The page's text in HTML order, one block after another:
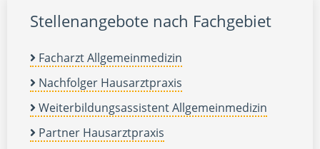
Stellenangebote nach Fachgebiet
Facharzt Allgemeinmedizin
Nachfolger Hausarztpraxis
Weiterbildungsassistent Allgemeinmedizin
Partner Hausarztpraxis